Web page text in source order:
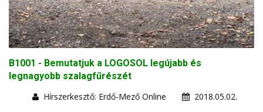
B1001 - Bemutatjuk a LOGOSOL legújabb és
legnagyobb szalagfűrészét
Hírszerkesztő: Erdő-Mező Online
2018.05.02.